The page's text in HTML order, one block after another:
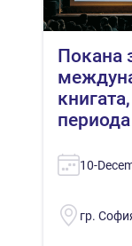
Покана
10-
гр.